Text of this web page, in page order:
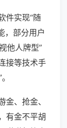
件实现“随
，部分用户
他人牌型”
接等技术手
、抢金、
有金不平胡